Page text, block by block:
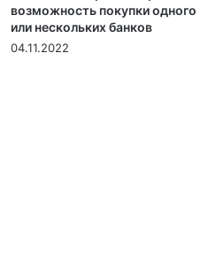
возможность покупки одного
или нескольких банков
04.11.2022